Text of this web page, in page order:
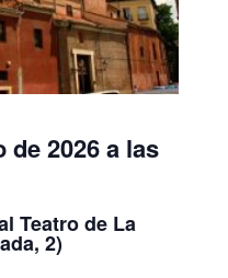
de 2026 a las
Teatro de La
2)